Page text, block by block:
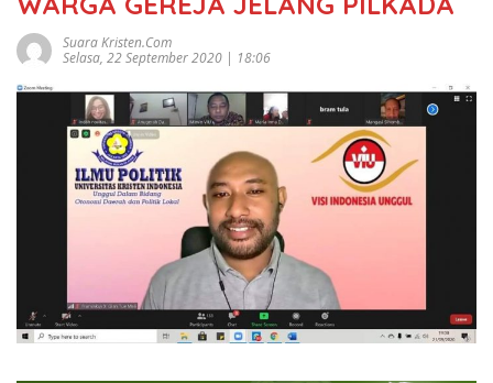
Suara Kristen.com
Selasa, 22 September 2020 | 18:06